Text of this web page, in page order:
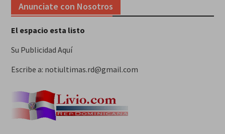
Anunciate con Nosotros
El espacio esta listo
Su Publicidad Aquí
Escribe a: notiultimas.rd@gmail.com